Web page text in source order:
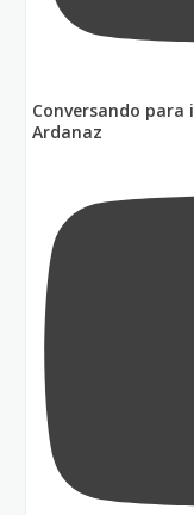
Conversando para
Ardanaz